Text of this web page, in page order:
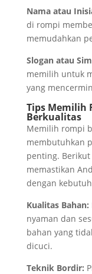
Nama atau
di rompi
memudahkan
Slogan atau
memilih untuk
yang
Tips Memilih
Berkualitas
Memilih rompi
membutuhkan
penting.
memastikan
dengan
Kualitas Bahan:
nyaman dan
bahan yang
dicuci.
Teknik Bordir: